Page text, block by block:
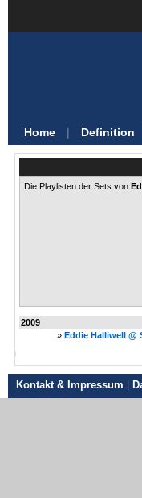
Home | Definition
Die Playlisten der Sets von
2009
» Eddie Halliwell @
Kontakt & Impressum